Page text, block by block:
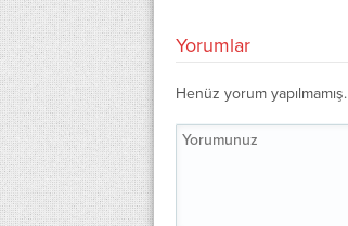
Yorumlar
Henüz yorum yapılmamış.